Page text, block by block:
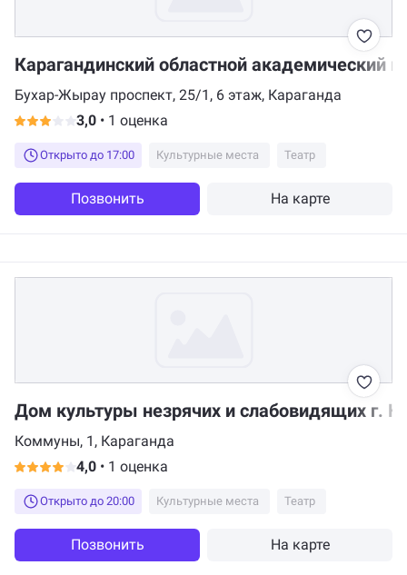
Карагандинский областной академический
Бухар-Жырау проспект, 25/1, 6 этаж, Караганда
3,0 • 1 оценка
Открыто до 17:00 Культурные места Театр
Позвонить На карте
Дом культуры незрячих и слабовидящих г.
Коммуны, 1, Караганда
4,0 • 1 оценка
Открыто до 20:00 Культурные места Театр
Позвонить На карте